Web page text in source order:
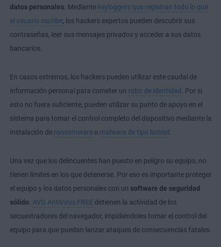
datos personales. Mediante keyloggers que registran todo lo que
el usuario escribe, los hackers expertos pueden descubrir sus
contraseñas, leer sus mensajes privados y acceder a sus datos
bancarios.
En casos extremos, los hackers pueden utilizar este caudal de
información personal para cometer un robo de identidad . Por si
esto no fuera suficiente, pueden utilizar su punto de apoyo en el
sistema para tomar el control completo del dispositivo mediante la
instalación de ransomware o malware de tipo botnet.
Una vez que los delincuentes han puesto en peligro su equipo, no
tienen límites en los que detenerse. Por eso es importante proteger
el equipo y los datos personales con un software de seguridad
sólido. AVG AntiVirus FREE detienen la actividad de los
secuestradores del navegador, impidiéndoles tomar el control del
equipo para que puedan lanzar ataques de consecuencias fatales.